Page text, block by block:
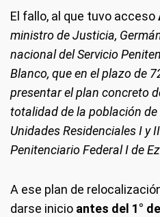
El fallo, al que tuvo acceso
ministro de Justicia,
nacional del Servicio
Blanco, que en el plazo de
presentar el plan concreto
totalidad de la población
Unidades Residenciales I y
Penitenciario Federal I de
A ese plan de
darse inicio antes del 1°